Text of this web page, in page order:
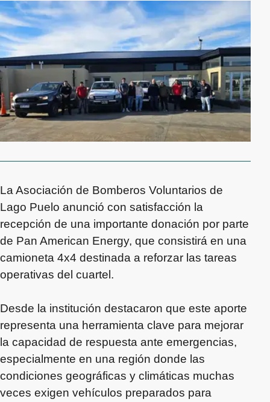
La Asociación de Bomberos Voluntarios de
Lago Puelo anunció con satisfacción la
recepción de una importante donación por parte
de Pan American Energy, que consistirá en una
camioneta 4x4 destinada a reforzar las tareas
operativas del cuartel.
Desde la institución destacaron que este aporte
representa una herramienta clave para mejorar
la capacidad de respuesta ante emergencias,
especialmente en una región donde las
condiciones geográficas y climáticas muchas
veces exigen vehículos preparados para